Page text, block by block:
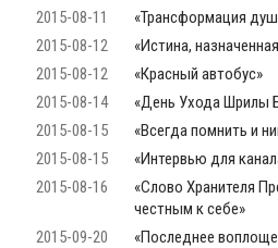
2015-08-11
«Трансформация
2015-08-12
«Истина,
2015-08-12
«Красный автобус»
2015-08-14
«День Ухода Шрилы
2015-08-15
«Всегда помнить и
2015-08-15
«Интервью для
2015-08-16
«Слово Хранителя
честным к себе»
2015-09-20
«Последнее